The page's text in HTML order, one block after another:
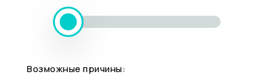
Возможные причины: